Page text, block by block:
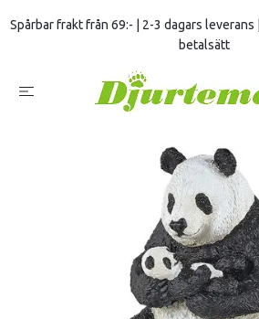
Spårbar frakt från 69:- | 2-3 dagars leverans
betalsätt